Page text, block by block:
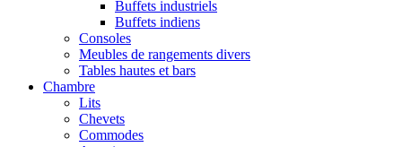
Buffets industriels
Buffets indiens
Consoles
Meubles de rangements divers
Tables hautes et bars
Chambre
Lits
Chevets
Commodes